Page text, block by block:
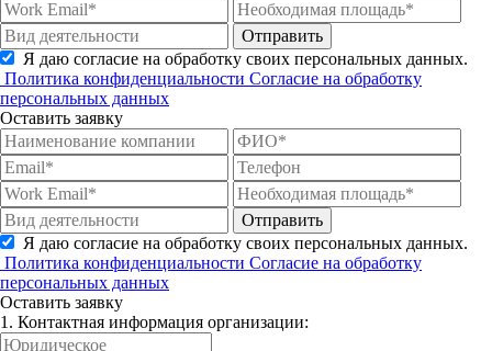
Отправить
Я даю согласие на обработку своих персональных данных.
Политика конфиденциальности Согласие на обработку
персональных данных
Оставить заявку
Отправить
Я даю согласие на обработку своих персональных данных.
Политика конфиденциальности Согласие на обработку
персональных данных
Оставить заявку
1. Контактная информация организации: